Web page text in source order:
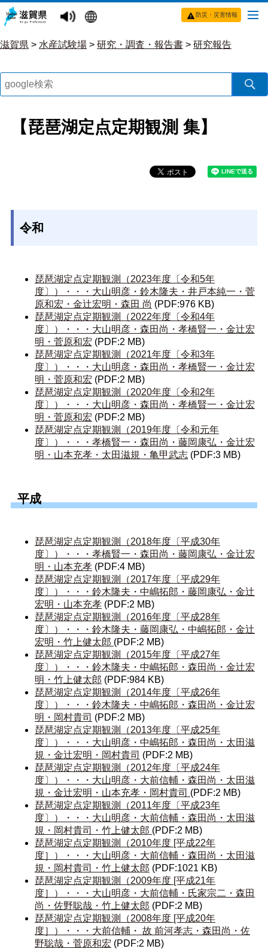
防災・災害情報
滋賀県 > 水産試験場 > 研究・調査・報告書 > 研究報告
【琵琶湖定点定期観測 集】
令和
琵琶湖定点定期観測（2023年度〔令和5年
度〕）・・・大山明彦・鈴木隆夫・井戸本純一・菅
原和宏・金辻宏明・森田 尚 (PDF:976 KB)
琵琶湖定点定期観測（2022年度〔令和4年
度〕）・・・大山明彦・森田尚・孝橋賢一・金辻宏
明・菅原和宏 (PDF:2 MB)
琵琶湖定点定期観測（2021年度〔令和3年
度〕）・・・大山明彦・森田尚・孝橋賢一・金辻宏
明・菅原和宏 (PDF:2 MB)
琵琶湖定点定期観測（2020年度〔令和2年
度〕）・・・大山明彦・森田尚・孝橋賢一・金辻宏
明・菅原和宏 (PDF:2 MB)
琵琶湖定点定期観測（2019年度〔令和元年
度〕）・・・孝橋賢一・森田尚・藤岡康弘・金辻宏
明・山本充孝・太田滋規・亀甲武志 (PDF:3 MB)
平成
琵琶湖定点定期観測（2018年度〔平成30年
度〕）・・・孝橋賢一・森田尚・藤岡康弘・金辻宏
明・山本充孝 (PDF:4 MB)
琵琶湖定点定期観測（2017年度〔平成29年
度〕）・・・鈴木隆夫・中嶋拓郎・藤岡康弘・金辻
宏明・山本充孝 (PDF:2 MB)
琵琶湖定点定期観測（2016年度〔平成28年
度〕）・・・鈴木隆夫・藤岡康弘・中嶋拓郎・金辻
宏明・竹上健太郎 (PDF:2 MB)
琵琶湖定点定期観測（2015年度〔平成27年
度〕）・・・鈴木隆夫・中嶋拓郎・森田尚・金辻宏
明・竹上健太郎 (PDF:984 KB)
琵琶湖定点定期観測（2014年度〔平成26年
度〕）・・・鈴木隆夫・中嶋拓郎・森田尚・金辻宏
明・岡村貴司 (PDF:2 MB)
琵琶湖定点定期観測（2013年度〔平成25年
度〕）・・・大山明彦・中嶋拓郎・森田尚・太田滋
規・金辻宏明・岡村貴司 (PDF:2 MB)
琵琶湖定点定期観測（2012年度〔平成24年
度〕）・・・大山明彦・大前信輔・森田尚・太田滋
規・金辻宏明・山本充孝・岡村貴司 (PDF:2 MB)
琵琶湖定点定期観測（2011年度〔平成23年
度〕）・・・大山明彦・大前信輔・森田尚・太田滋
規・岡村貴司・竹上健太郎 (PDF:2 MB)
琵琶湖定点定期観測（2010年度 [平成22年
度］）・・・大山明彦・大前信輔・森田尚・太田滋
規・岡村貴司・竹上健太郎 (PDF:1021 KB)
琵琶湖定点定期観測（2009年度 [平成21年
度］）・・・大山明彦・大前信輔・氏家宗二・森田
尚・佐野聡哉・竹上健太郎 (PDF:2 MB)
琵琶湖定点定期観測（2008年度 [平成20年
度］）・・・大前信輔・ 故 前河孝志・森田尚・佐
野聡哉・菅原和宏 (PDF:2 MB)